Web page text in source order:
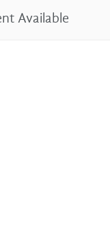
Available